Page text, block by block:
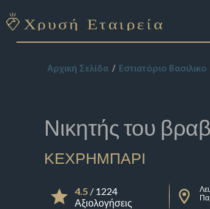
Αρχική Σελίδα Εστιατόριο Βασιλικο
Νικητής του
ΚΕΧΡΗΜΠΑΡΙ
4.5 / 1224
Αξιολογήσεις